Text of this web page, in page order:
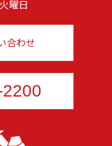
曜日
合わせ